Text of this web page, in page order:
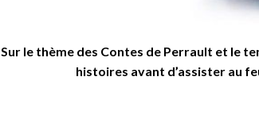
Sur le thème des Contes de Perrault et le
histoires avant d’assister au